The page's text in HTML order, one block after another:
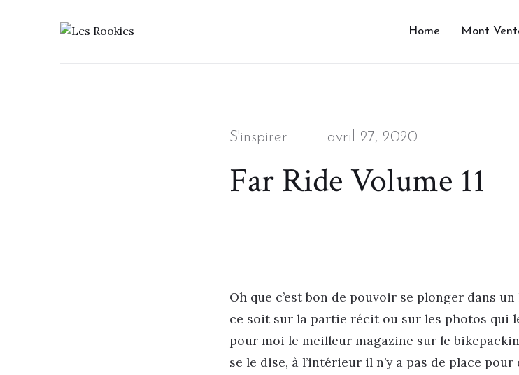
LES ROOKIES Home Mont
Categories
S'inspirer
Posted
avril 27, 2020
Far Ride Volume 11
Oh que c’est bon de pouvoir se plonger dans
ce soit sur la partie récit ou sur les photos qui
pour moi le meilleur magazine sur le
se le dise, à l’intérieur il n’y a pas de place pour